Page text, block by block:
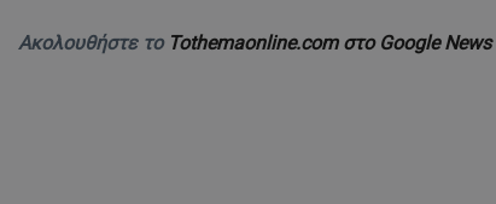
Ακολουθήστε το Tothemaonline.com στο Google News